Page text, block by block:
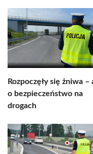
Rozpoczęły się żniwa –
o bezpieczeństwo na
drogach